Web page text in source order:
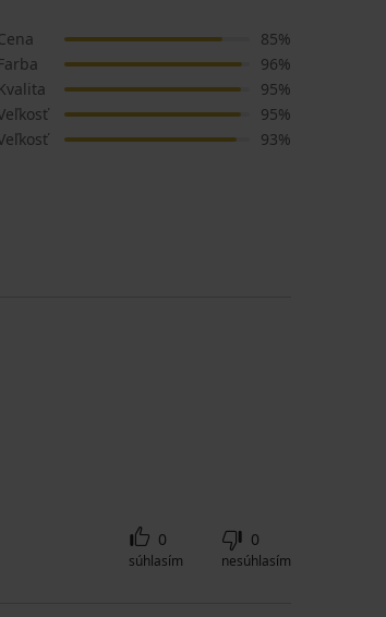
85%
96%
95%
95%
93%
0
súhlasím
0
nesúhlasím